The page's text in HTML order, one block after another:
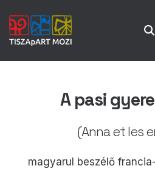
A pasi
(Anna et les
magyarul beszélő